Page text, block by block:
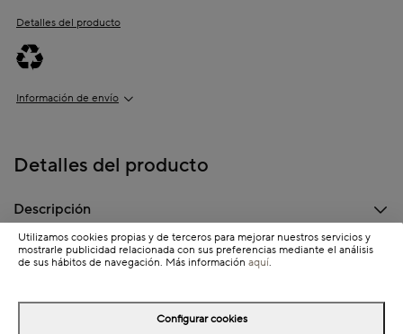
Detalles del producto
Información de envío
Detalles del producto
Descripción
Dimensiones
Utilizamos cookies propias y de terceros para mejorar nuestros servicios y
mostrarle publicidad relacionada con sus preferencias mediante el análisis
de sus hábitos de navegación. Más información aquí.
Configurar cookies